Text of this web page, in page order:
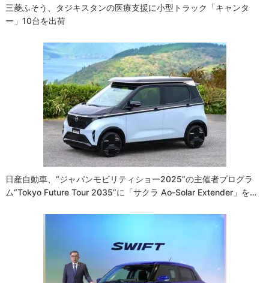
三菱ふそう、タジキスタンの医療支援に小型トラック「キャンタ
ー」10台を出荷
日産自動車、“ジャパンモビリティショー2025”の主催者プログラ
ム“Tokyo Future Tour 2035”に「サクラ Ao-Solar Extender」を…